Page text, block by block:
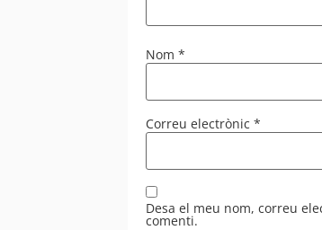
Nom *
Correu electrònic *
Desa el meu nom, correu
comenti.